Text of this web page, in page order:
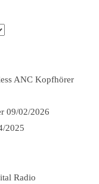
ANC Kopfhörer
09/02/2026
2025
Radio